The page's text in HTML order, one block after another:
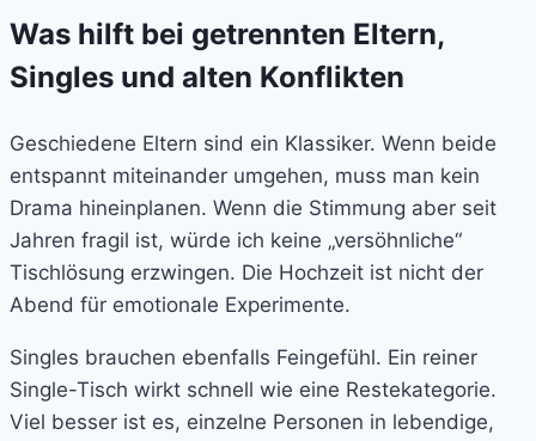
Was hilft bei getrennten Eltern,
Singles und alten Konflikten
Geschiedene Eltern sind ein Klassiker. Wenn beide
entspannt miteinander umgehen, muss man kein
Drama hineinplanen. Wenn die Stimmung aber seit
Jahren fragil ist, würde ich keine „versöhnliche“
Tischlösung erzwingen. Die Hochzeit ist nicht der
Abend für emotionale Experimente.
Singles brauchen ebenfalls Feingefühl. Ein reiner
Single-Tisch wirkt schnell wie eine Restekategorie.
Viel besser ist es, einzelne Personen in lebendige,